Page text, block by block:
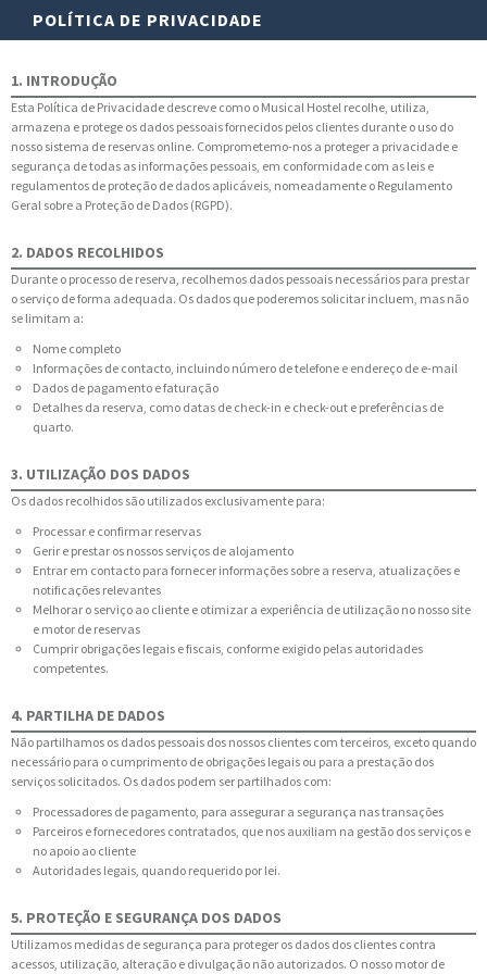
POLÍTICA DE PRIVACIDADE
1. INTRODUÇÃO
Esta Política de Privacidade descreve como o Musical Hostel recolhe, utiliza,
armazena e protege os dados pessoais fornecidos pelos clientes durante o uso do
nosso sistema de reservas online. Comprometemo-nos a proteger a privacidade e
segurança de todas as informações pessoais, em conformidade com as leis e
regulamentos de proteção de dados aplicáveis, nomeadamente o Regulamento
Geral sobre a Proteção de Dados (RGPD).
2. DADOS RECOLHIDOS
Durante o processo de reserva, recolhemos dados pessoais necessários para prestar
o serviço de forma adequada. Os dados que poderemos solicitar incluem, mas não
se limitam a:
Nome completo
Informações de contacto, incluindo número de telefone e endereço de e-mail
Dados de pagamento e faturação
Detalhes da reserva, como datas de check-in e check-out e preferências de
quarto.
3. UTILIZAÇÃO DOS DADOS
Os dados recolhidos são utilizados exclusivamente para:
Processar e confirmar reservas
Gerir e prestar os nossos serviços de alojamento
Entrar em contacto para fornecer informações sobre a reserva, atualizações e
notificações relevantes
Melhorar o serviço ao cliente e otimizar a experiência de utilização no nosso site
e motor de reservas
Cumprir obrigações legais e fiscais, conforme exigido pelas autoridades
competentes.
4. PARTILHA DE DADOS
Não partilhamos os dados pessoais dos nossos clientes com terceiros, exceto quando
necessário para o cumprimento de obrigações legais ou para a prestação dos
serviços solicitados. Os dados podem ser partilhados com:
Processadores de pagamento, para assegurar a segurança nas transações
Parceiros e fornecedores contratados, que nos auxiliam na gestão dos serviços e
no apoio ao cliente
Autoridades legais, quando requerido por lei.
5. PROTEÇÃO E SEGURANÇA DOS DADOS
Utilizamos medidas de segurança para proteger os dados dos clientes contra
acessos, utilização, alteração e divulgação não autorizados. O nosso motor de